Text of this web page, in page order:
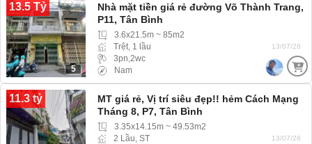
13.5 Tỷ
5
Nhà mặt tiền giá rẻ đường Võ Thành Trang,
P11, Tân Bình
3.6x21.5m ~ 85m2
Trệt, 1 lầu
3pn,2wc
Nam
13/07/26
11.3 tỷ
MT giá rẻ, Vị trí siêu đẹp!! hẻm Cách Mạng
Tháng 8, P7, Tân Bình
3.35x14.15m ~ 49.53m2
2 Lầu, ST
13/07/26